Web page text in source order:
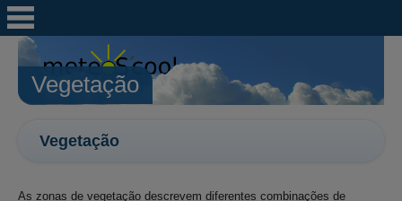
Vegetação
Vegetação
As zonas de vegetação descrevem diferentes combinações de